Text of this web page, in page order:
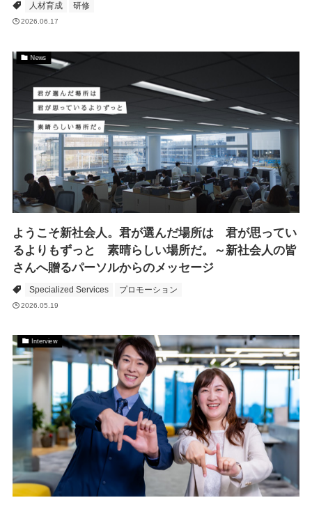
人材育成 研修
2026.06.17
News
ようこそ新社会人。君が選んだ場所は 君が思ってい
るよりもずっと 素晴らしい場所だ。～新社会人の皆
さんへ贈るパーソルからのメッセージ
Specialized Services プロモーション
2026.05.19
Interview